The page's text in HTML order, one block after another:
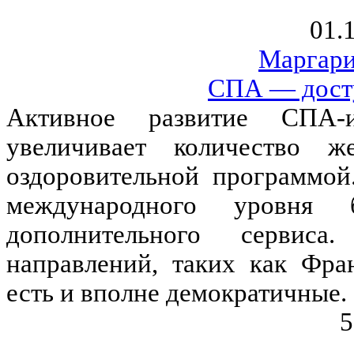
СПА —
Активное развитие
увеличивает
оздоровительной
международного
дополнительного
направлений, таких как
есть и вполне демократичные.